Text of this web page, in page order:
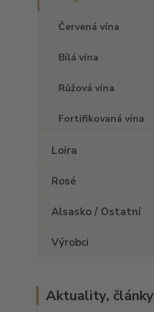
Červená vína
Bílá vína
Růžová vína
Fortifikovaná vína
Loira
Rosé
Alsasko / Ostatní
Výrobci
Aktuality, články